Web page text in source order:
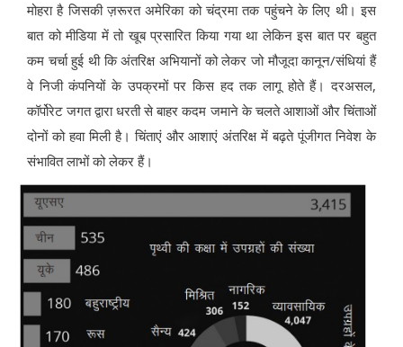
मोहरा है जिसकी ज़रूरत अमेरिका को चंद्रमा तक पहुंचने के लिए थी। इस
बात को मीडिया में तो खूब प्रसारित किया गया था लेकिन इस बात पर बहुत
कम चर्चा हुई थी कि अंतरिक्ष अभियानों को लेकर जो मौजूदा कानून/संधियां हैं
वे निजी कंपनियों के उपक्रमों पर किस हद तक लागू होते हैं। दरअसल,
कॉर्पोरेट जगत द्वारा धरती से बाहर कदम जमाने के चलते आशाओं और चिंताओं
दोनों को हवा मिली है। चिंताएं और आशाएं अंतरिक्ष में बढ़ते पूंजीगत निवेश के
संभावित लाभों को लेकर हैं।